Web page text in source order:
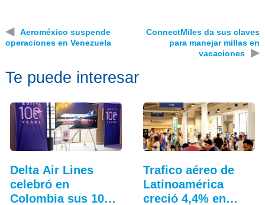
◀
Aeroméxico suspende
operaciones en Venezuela
ConnectMiles da sus claves
para manejar millas en
vacaciones
▶
Te puede interesar
Delta Air Lines
celebró en
Colombia sus 100
Trafico aéreo de
Latinoamérica
creció 4,4% en